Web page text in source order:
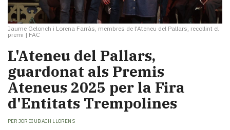
Jaume Gelonch i Lorena Farràs, membres de l'Ateneu del Pallars, recollint el
premi | FAC
L'Ateneu del Pallars,
guardonat als Premis
Ateneus 2025 per la Fira
d'Entitats Trempolines
PER JORDI UBACH LLORENS